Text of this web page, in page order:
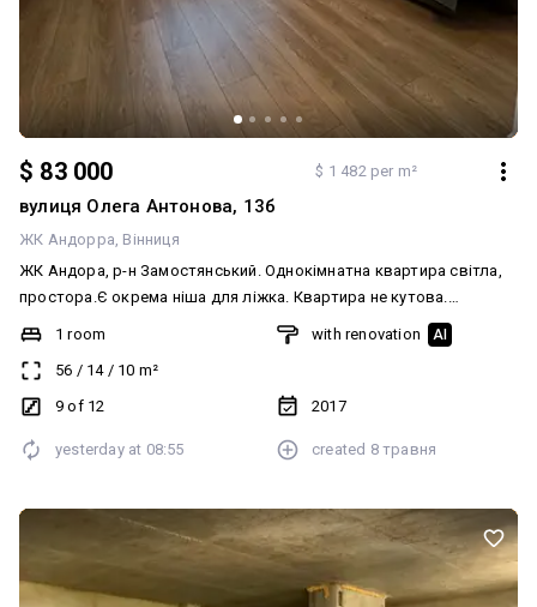
$ 83 000 $ 1 482 per m²
вулиця Олега Антонова, 13б
ЖК Андорра Вінниця
ЖК Андора, р-н Замостянський. Однокімнатна квартира світла,
простора.Є окрема ніша для ліжка. Квартира не кутова.
Зроблений якісний ремонт. Тепла підлога: кортдор, кухня, ванна.
Опалення АГВ. Поруч садочок, школа, магазини, аптеки.
Оперативний показ.
1 room
56 / 14/ 10 m²
9 of 12
with renovation AI
2017
yesterday at 08:55 created 8 травня